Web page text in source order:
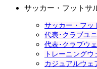
サッカー・フットサ
サッカー・フッ
代表･クラブユ
代表･クラブウ
トレーニングウ
カジュアルウェ